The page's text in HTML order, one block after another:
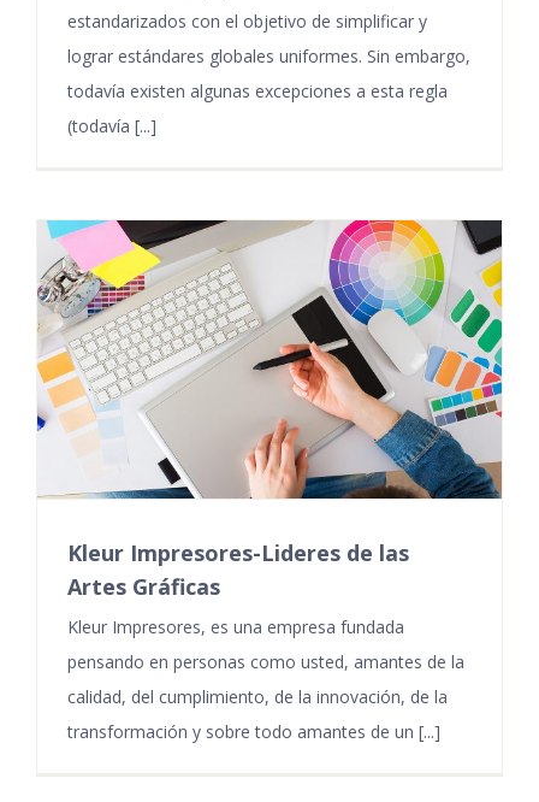
estandarizados con el objetivo de simplificar y
lograr estándares globales uniformes. Sin embargo,
todavía existen algunas excepciones a esta regla
(todavía [...]
Kleur Impresores-Lideres de las
Artes Gráficas
Kleur Impresores, es una empresa fundada
pensando en personas como usted, amantes de la
calidad, del cumplimiento, de la innovación, de la
transformación y sobre todo amantes de un [...]